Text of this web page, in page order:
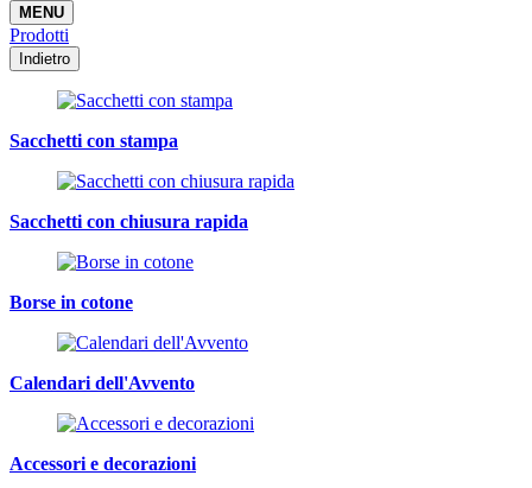
MENU
Prodotti
Indietro
Sacchetti con stampa
Sacchetti con chiusura rapida
Borse in cotone
Calendari dell'Avvento
Accessori e decorazioni